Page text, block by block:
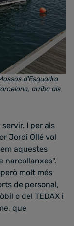
d'Esquadra
arriba als
I per als
Jordi Ollé vol
aquestes
narcollanxes".
molt més
de personal,
o del TEDAX i
que